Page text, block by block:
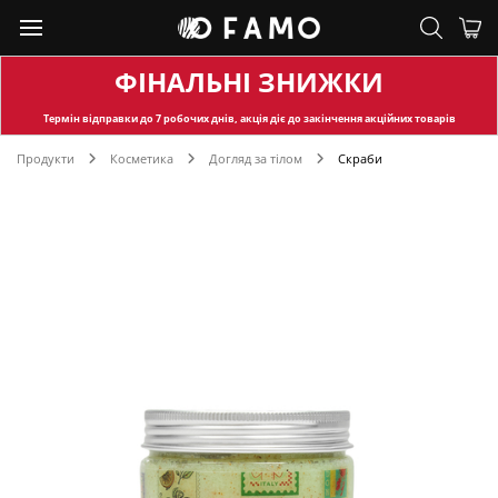
ФІНАЛЬНІ ЗНИЖКИ
Термін відправкидо 7 робочих днів, акція діє до закінчення акційних товарів
Продукти Косметика Догляд за тілом Скраби